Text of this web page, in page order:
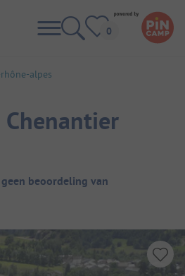
alpes
Chenantier
beoordeling van